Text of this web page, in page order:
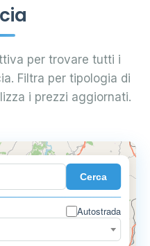
per trovare tutti i
Filtra per tipologia di
i prezzi aggiornati.
Cerca
Autostrada